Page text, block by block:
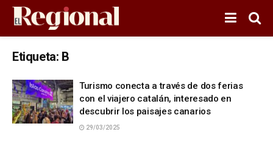
Etiqueta: B
Turismo conecta a través de dos ferias
con el viajero catalán, interesado en
descubrir los paisajes canarios
29/03/2025